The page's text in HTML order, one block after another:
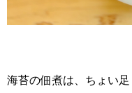
海苔の佃煮は、ちょい